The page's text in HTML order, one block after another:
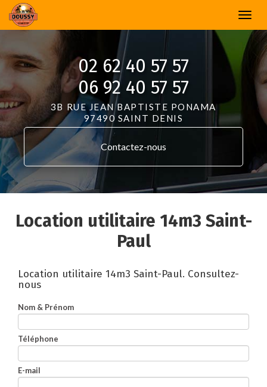
Aller
au
principal
02 62 40 57 57
06 92 40 57 57
3B RUE JEAN BAPTISTE PONAMA
97490 SAINT DENIS
Contactez-nous
Location utilitaire 14m3 Saint-
Paul
Location utilitaire 14m3 Saint-Paul. Consultez-
nous
Nom & Prénom
Téléphone
E-mail